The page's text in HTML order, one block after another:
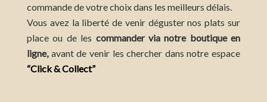
commande de votre choix dans les meilleurs délais.
Vous avez la liberté de venir déguster nos plats sur
place ou de les commander via notre boutique en
ligne,avant de venir les chercher dans notre espace
“Click & Collect”